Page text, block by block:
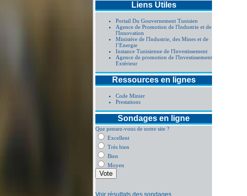
Liens Utiles
Portail Du Gouvernement Tunisien
Agence de Promotion de l'Industrie et de
l'Innovation
Ministère de l'Industrie, des Mines et de
l’Energie
Instance Tunisienne de l'Investissement
Agence de promotion de l'Investissement
Extérieur
Ressources en lignes
Code Minier
Prestations
Sondages en ligne
Que pensez-vous de notre site ?
Excellent
Très bien
Bien
Moyen
Voir résultats des sondages